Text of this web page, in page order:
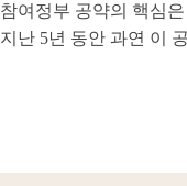
참여정부 공약의 핵심은
지난 5년 동안 과연 이